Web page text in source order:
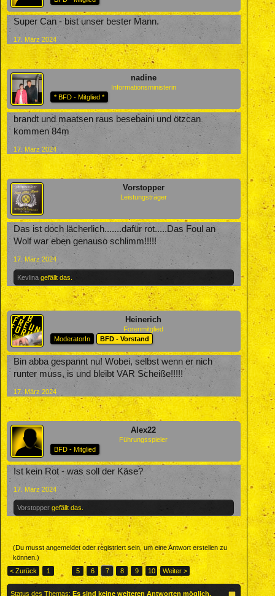
Super Can - bist unser bester Mann.
17. März 2024
nadine
Informationsministerin
* BFD - Mitglied *
brandt und maatsen raus besebaini und ötzcan
kommen 84m
17. März 2024
Vorstopper
Leistungsträger
Das ist doch lächerlich.......dafür rot.....Das Foul an
Wolf war eben genauso schlimm!!!!!
17. März 2024
Kevlina gefällt das.
Heinerich
Forenmitglied
ModeratorIn
BFD - Vorstand
Bin abba gespannt nu! Wobei, selbst wenn er nich
runter muss, is und bleibt VAR Scheiße!!!!!
17. März 2024
Alex22
Führungsspieler
BFD - Mitglied
Ist kein Rot - was soll der Käse?
17. März 2024
Vorstopper gefällt das.
(Du musst angemeldet oder registriert sein, um eine Antwort erstellen zu
können.)
< Zurück
1 ← 5 6 7 8 9 10 Weiter >
Status des Themas: Es sind keine weiteren Antworten möglich.